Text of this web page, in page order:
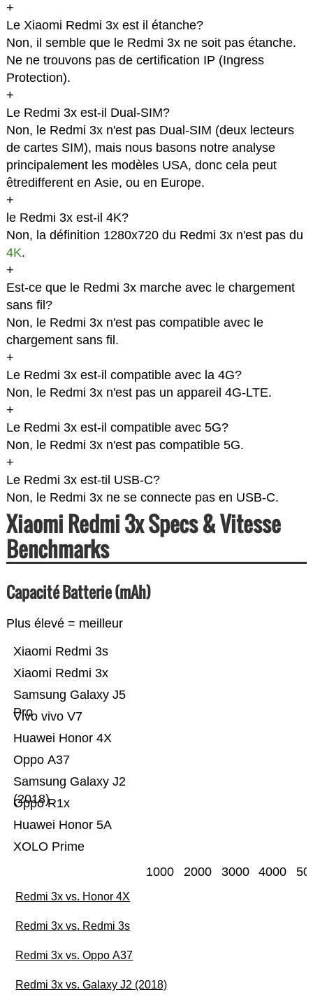
+
Le Xiaomi Redmi 3x est il étanche?
Non, il semble que le Redmi 3x ne soit pas étanche.
Ne ne trouvons pas de certification IP (Ingress
Protection).
+
Le Redmi 3x est-il Dual-SIM?
Non, le Redmi 3x n'est pas Dual-SIM (deux lecteurs
de cartes SIM), mais nous basons notre analyse
principalement les modèles USA, donc cela peut
êtredifferent en Asie, ou en Europe.
+
le Redmi 3x est-il 4K?
Non, la définition 1280x720 du Redmi 3x n'est pas du
4K.
+
Est-ce que le Redmi 3x marche avec le chargement
sans fil?
Non, le Redmi 3x n'est pas compatible avec le
chargement sans fil.
+
Le Redmi 3x est-il compatible avec la 4G?
Non, le Redmi 3x n'est pas un appareil 4G-LTE.
+
Le Redmi 3x est-il compatible avec 5G?
Non, le Redmi 3x n'est pas compatible 5G.
+
Le Redmi 3x est-til USB-C?
Non, le Redmi 3x ne se connecte pas en USB-C.
Xiaomi Redmi 3x Specs & Vitesse
Benchmarks
Capacité Batterie (mAh)
Plus élevé = meilleur
XOLO Prime
Huawei Honor 5A
Oppo R1x
Samsung Galaxy J2
(2018)
Oppo A37
Huawei Honor 4X
Vivo vivo V7
Samsung Galaxy J5
Pro
Xiaomi Redmi 3x
Xiaomi Redmi 3s
1000 2000 3000 4000
Redmi 3x vs. Honor 4X
Redmi 3x vs. Redmi 3s
Redmi 3x vs. Oppo A37
Redmi 3x vs. Galaxy J2 (2018)